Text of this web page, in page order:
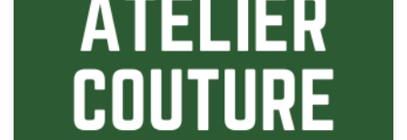
Retrouvez-nous à la Ravines des Cabris à Saint-Pierre pour
cette atelier couture !